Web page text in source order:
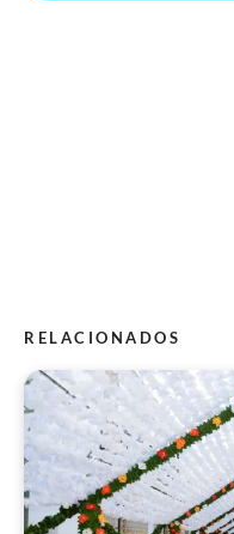
RELACIONADOS